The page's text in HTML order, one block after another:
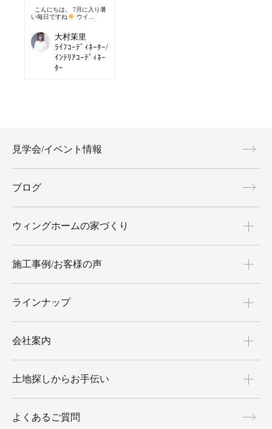
こんにちは。 7月に入り暑
い毎日ですね
ウイ...
大村茉里
ﾗｲﾌｺｰﾃﾞｨﾈｰﾀｰ/
ｲﾝﾃﾘｱｺｰﾃﾞｨﾈｰ
ﾀｰ
見学会/イベント情報
ブログ
ウィングホームの家づくり
施工事例/お客様の声
ラインナップ
会社案内
土地探しからお手伝い
よくあるご質問